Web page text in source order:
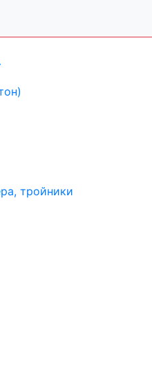
тройники